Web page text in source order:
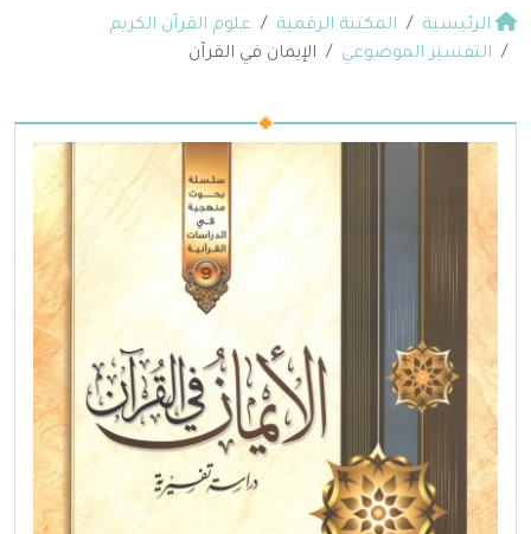
الرئيسية المكتبة الرقمية
علوم القرآن الكريم
التفسير الموضوعي
الإيمان في القرآن